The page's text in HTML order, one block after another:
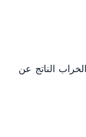
الناتج عن